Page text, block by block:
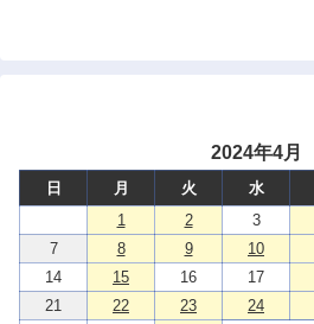
2024年4月
日 月 火 水
1
2 3
7
8 9 10
14
15 16 17
21
22 23 24